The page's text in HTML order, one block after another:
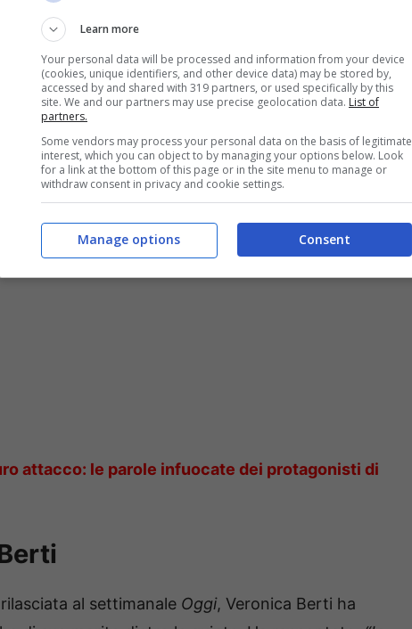
una bimba, Virginia. Nello stesso giorno, nel
convolati a nozze presso il Santuario di
al fianco di suo marito, coordina le sue esibizioni
. Questa fondazione finanzia dal 2011 numerosi
povertà e disuguaglianze.
la vita” | La confessione della ballerina
attacco: le parole infuocate dei protagonisti di
al settimanale Oggi, Veronica Berti ha
Learn more
Your personal data will be processed and information from your device
(cookies, unique identifiers, and other device data) may be stored by,
accessed by and shared with 319 partners, or used specifically by this
site. We and our partners may use precise geolocation data. List of
partners.
Some vendors may process your personal data on the basis of legitimate
interest, which you can object to by managing your options below. Look
for a link at the bottom of this page or in the site menu to manage or
withdraw consent in privacy and cookie settings.
Consent
Manage options